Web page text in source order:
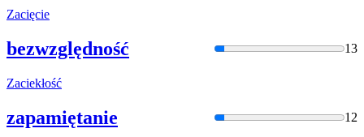
Zacięcie
bezwzględność 13
Zaciekłość
zapamiętanie 12